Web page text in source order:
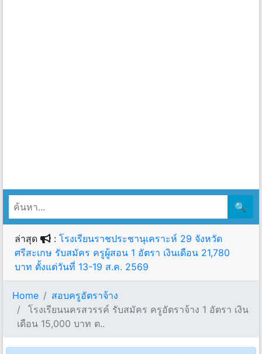
🔍
ล่าสุด : โรงเรียนราชประชานุเคราะห์ 29 จังหวัด
ศรีสะเกษ รับสมัคร ครูผู้สอน 1 อัตรา เงินเดือน 21,780
บาท ตั้งแต่วันที่ 13-19 ส.ค. 2569
Home
สอบครูอัตราจ้าง
โรงเรียนนครสวรรค์ รับสมัคร ครูอัตราจ้าง 1 อัตรา เงิน
เดือน 15,000 บาท ต..